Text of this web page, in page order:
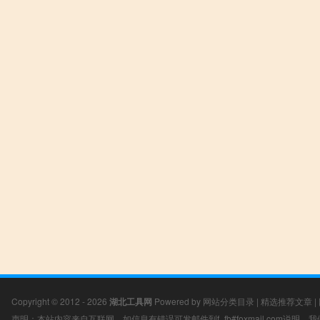
Copyright © 2012 - 2026 湖北工具网 Powered by 网站分类目录 | 精选推荐文章 |